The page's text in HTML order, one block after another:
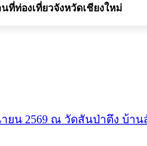
ที่ท่องเที่ยวจังหวัดเชียงใหม่